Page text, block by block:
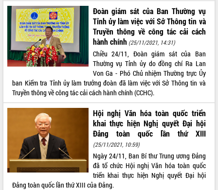
Lấy ý kiến điều chỉnh Quy hoạch tỉnh
Đắk Lắk thời kỳ 2021-2030, tầm nhìn
đến năm 2050
Phát động chiến dịch 30 ngày đêm
giải phóng mặt bằng Tuyến đường bộ
ven biển
Đắk Lắk nỗ lực thúc đẩy tăng trưởng
kinh tế từ 10% trở lên trong Quý
II/2026
chuyển đổi số giai đoạn 2026 – 2030
với Tập đoàn Bưu chính Viễn thông
Thứ trưởng Bộ Y tế làm việc với tỉnh
Đắk Lắk về phát triển nhân lực y tế
cho trạm y tế cấp xã
Du lịch Đắk Lắk nâng tầm trải nghiệm
du khách thông qua Hệ thống cơ sở dữ
Đoàn giám sát của Ban Thường vụ
Tỉnh ủy làm việc với Sở Thông tin và
Truyền thông về công tác cải cách
hành chính (25/11/2021, 14:31)
Chiều 24/11, Đoàn giám sát của Ban
Thường vụ Tỉnh ủy do đồng chí Ra Lan
Von Ga - Phó Chủ nhiệm Thường trực Ủy
ban Kiểm tra Tỉnh ủy làm trưởng đoàn đã làm việc với Sở Thông tin và
Truyền thông về công tác cải cách hành chính (CCHC).
Hội nghị Văn hóa toàn quốc triển
khai thực hiện Nghị quyết Đại hội
Đảng toàn quốc lần thứ XIII
(25/11/2021, 10:59)
Ngày 24/11, Ban Bí thư Trung ương Đảng
đã tổ chức Hội nghị Văn hóa toàn quốc
triển khai thực hiện Nghị quyết Đại hội
Đảng toàn quốc lần thứ XIII của Đảng.